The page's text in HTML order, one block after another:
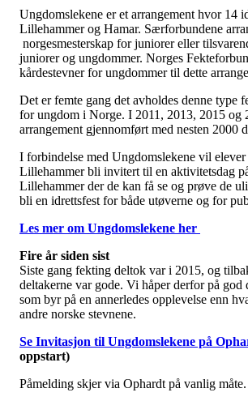
Ungdomslekene er et arrangement hvor 14
Lillehammer og Hamar. Særforbundene
norgesmesterskap for juniorer eller
juniorer og ungdommer. Norges
kårdestevner for ungdommer til dette
Det er femte gang det avholdes denne type
for ungdom i Norge. I 2011, 2013, 2015 og
arrangement gjennomført med nesten 2000
I forbindelse med Ungdomslekene vil
Lillehammer bli invitert til en aktivitetsdag
Lillehammer der de kan få se og prøve de
bli en idrettsfest for både utøverne og for
Les mer om Ungdomslekene her
Fire år siden sist
Siste gang fekting deltok var i 2015, og
deltakerne var gode. Vi håper derfor på god
som byr på en annerledes opplevelse enn
andre norske stevnene.
Se Invitasjon til Ungdomslekene på
oppstart)
Påmelding skjer via Ophardt på vanlig måte.